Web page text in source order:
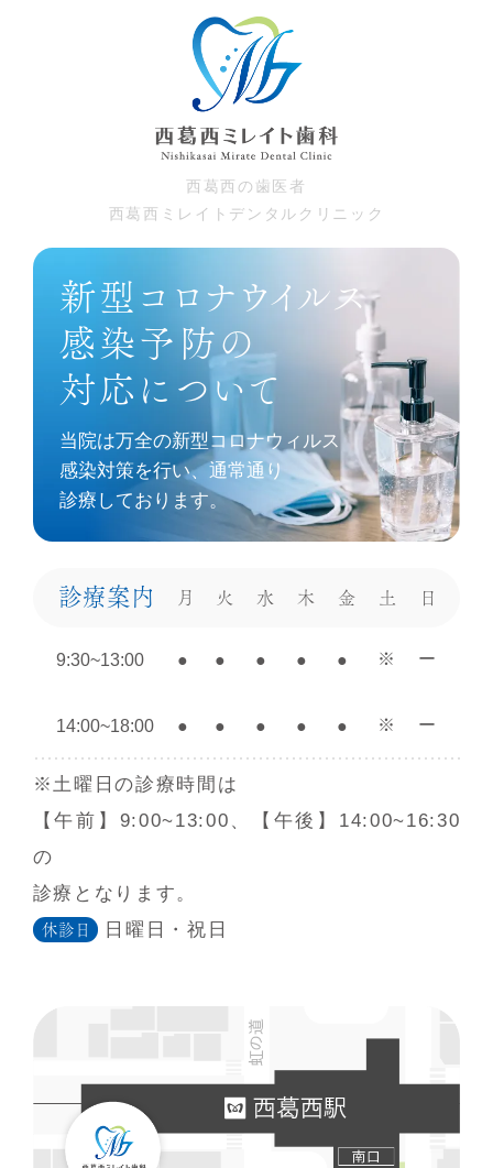
⻄葛⻄の⻭医者
⻄葛⻄ミレイトデンタルクリニック
新型コロナウイルス
感染予防の
対応について
当院は万全の新型コロナウィルス
感染対策を⾏い、通常通り
診療しております。
診療案内 月 火 水 木 金 土 日
9:30~13:00 ● ● ● ● ● ※ ー
14:00~18:00 ● ● ● ● ● ※ ー
※土曜日の診療時間は
【午前】9:00~13:00、【午後】14:00~16:30
の
診療となります。
休診日 日曜日・祝日